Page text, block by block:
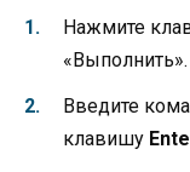
Нажмите
«Выполнить».
Введите
клавишу